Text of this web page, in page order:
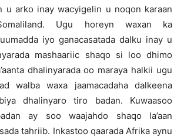
u arko inay wacyigelin u noqon karaan
Ugu horeyn waxan ka
iyo ganacasatada dalku inay u
mashaariic shaqo si loo dhimo
dhalinyarada oo maraya halkii ugu
walba waxa jaamacadaha dalkeena
dhalinyaro tiro badan. Kuwaasoo
ay soo waajahdo shaqo la’aan
tahriib. Inkastoo qaarada Afrika aynu